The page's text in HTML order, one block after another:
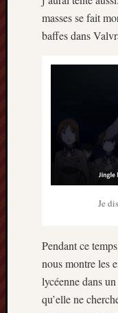
masses se fait
baffes dans
Je
Pendant ce
nous montre les
lycéenne dans
qu’elle ne